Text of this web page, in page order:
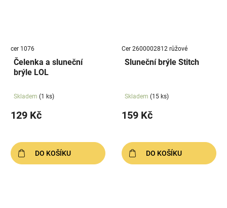
cer 1076
Čelenka a sluneční
brýle LOL
Skladem (1 ks)
129 Kč
DO KOŠÍKU
Cer 2600002812 růžové
Sluneční brýle Stitch
Skladem (15 ks)
159 Kč
DO KOŠÍKU